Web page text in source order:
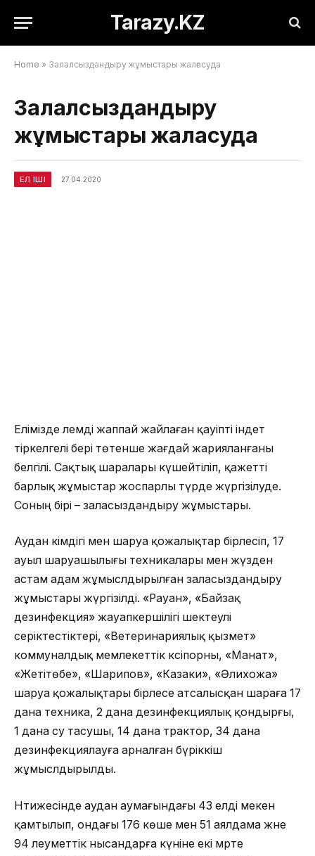
Tarazy.KZ
Home » Залалсыздандыру жұмыстары жалғасуда
Залалсыздандыру
жұмыстары жалғасуда
ЕЛ ІШІ 27.04.2020
Елімізде әлемді жаппай жайлаған қауіпті індет
тіркелгелі бері төтенше жағдай жарияланғаны
белгілі. Сақтық шаралары күшейтіліп, қажетті
барлық жұмыстар жоспарлы түрде жүргізілуде.
Соның бірі – заласыздандыру жұмыстары.
Аудан әкімдігі мен шаруа қожалықтар бірлесіп, 17
ауыл шаруашылығы техникалары мен жүзден
астам адам жұмыслдырылған заласыздандыру
жұмыстары жүргізілді. «Рауан», «Байзақ
дезинфекция» жауапкершілігі шектеулі
серіктестіктері, «Ветеринариялық қызмет»
коммуналдық мемлекеттік кәсіпорны, «Манат»,
«Жетітөбе», «Шарипов», «Казаки», «Әлихожа»
шаруа қожалықтары бірлесе атсалысқан шараға 17
дана техника, 2 дана дезинфекциялық қондырғы,
1 дана су тасушы, 14 дана трактор, 34 дана
дезинфекциялауға арналған бүріккіш
жұмыслдырылды.
Нәтижесінде аудан аумағындағы 43 елді мекен
қамтылып, ондағы 176 көше мен 51 аялдама және
94 әлеуметтік нысандарға күніне екі мәрте